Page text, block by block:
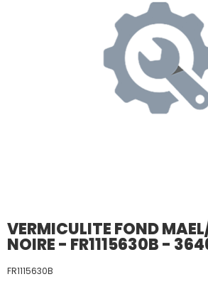
VERMICULITE FOND
NOIRE - FR1115630B -
FR1115630B